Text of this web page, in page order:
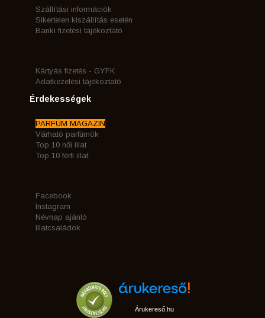
Szállítási információk
Sikertelen kiszállítás esetén
Banki fizetési tájékoztató
Kártyás fizetés - GYFK
Adatkezelési tájékoztató
Érdekességek
PARFÜM MAGAZIN
Várható parfümök
Top 10 női illat
Top 10 férfi illat
Facebook
Instagram
Névnap ajánló
Illatcsaládok
Árukereső.hu